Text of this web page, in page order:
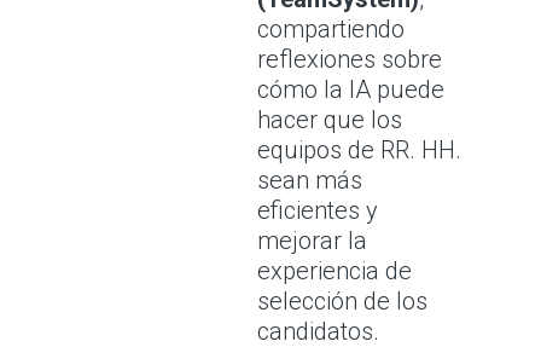
compartiendo
reflexiones sobre
cómo la IA puede
hacer que los
equipos de RR. HH.
sean más
eficientes y
mejorar la
experiencia de
selección de los
candidatos.